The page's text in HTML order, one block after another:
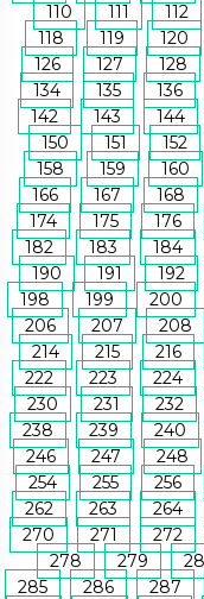
110
111 112
118
119 120
126
127 128
134
135 136
142
143 144
150
151 152
158
159 160
166
167 168
174
175 176
182
183 184
190
191 192
198
199 200
206
207 208
214
215 216
222
223 224
230
231 232
238
239 240
246
247 248
254
255 256
262
263 264
270
271 272
278
279
285
286 287